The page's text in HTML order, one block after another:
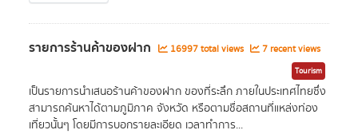
รายการร้านค้าของฝาก 16997 total views 7 recent views
Tourism
เป็นรายการนำเสนอร้านค้าของฝาก ของที่ระลึก ภายในประเทศไทยซึ่ง
สามารถค้นหาได้ตามภูมิภาค จังหวัด หรือตามชื่อสถานที่แหล่งท่อง
เที่ยวนั้นๆ โดยมีการบอกรายละเอียด เวลาทำการ...